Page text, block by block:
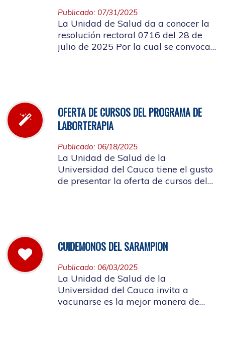
Publicado: 07/31/2025
La Unidad de Salud da a conocer la
resolución rectoral 0716 del 28 de
julio de 2025 Por la cual se convoca
OFERTA DE CURSOS DEL PROGRAMA DE
LABORTERAPIA
Publicado: 06/18/2025
La Unidad de Salud de la
Universidad del Cauca tiene el gusto
de presentar la oferta de cursos del
CUIDEMONOS DEL SARAMPION
Publicado: 06/03/2025
La Unidad de Salud de la
Universidad del Cauca invita a
vacunarse es la mejor manera de